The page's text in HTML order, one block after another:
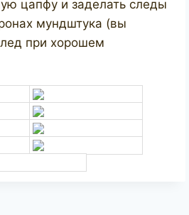
цапфу и заделать следы
мундштука (вы
при хорошем